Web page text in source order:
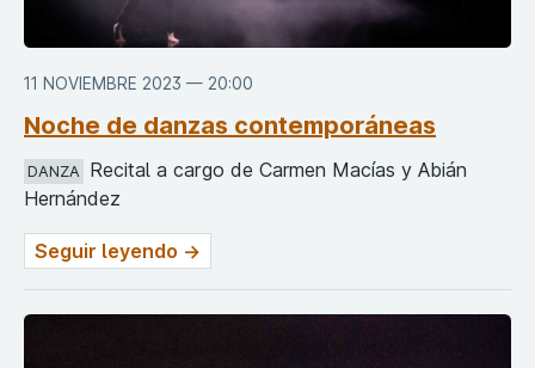
11 NOVIEMBRE 2023 — 20:00
Noche de danzas contemporáneas
DANZA
Recital a cargo de Carmen Macías y Abián
Hernández
Seguir leyendo →